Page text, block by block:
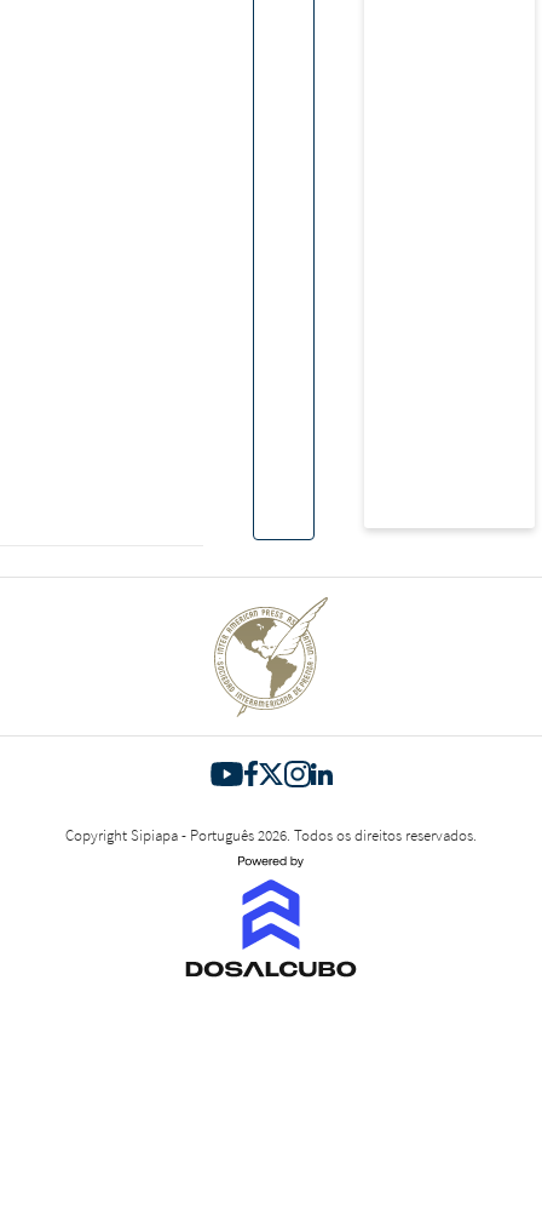
Copyright Sipiapa - Português 2026. Todos os direitos reservados.